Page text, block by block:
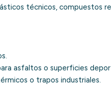
técnicos, compuestos
asfaltos o superficies
o trapos industriales.